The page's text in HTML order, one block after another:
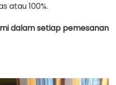
atau 100%.
dalam setiap pemesanan